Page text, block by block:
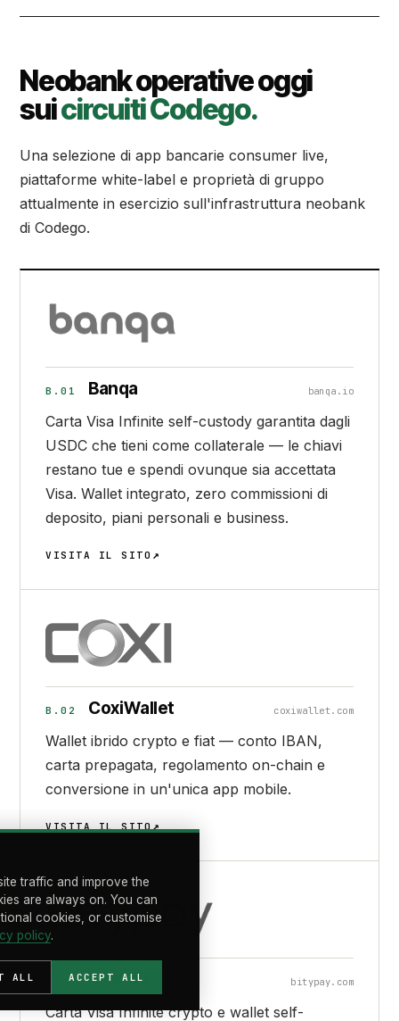
Neobank operative oggi
suicircuiti Codego.
Una selezione di app bancarie consumer live,
piattaforme white-label e proprietà di gruppo
attualmente in esercizio sull'infrastruttura neobank
di Codego.
B.01 Banqa banqa.io
Carta Visa Infinite self-custody garantita dagli
USDC che tieni come collaterale — le chiavi
restano tue e spendi ovunque sia accettata
Visa. Wallet integrato, zero commissioni di
deposito, piani personali e business.
VISITA IL SITO
B.02 CoxiWallet coxiwallet.com
Wallet ibrido crypto e fiat — conto IBAN,
carta prepagata, regolamento on-chain e
conversione in un'unica app mobile.
VISITA IL SITO
B.03 Bitypay bitypay.com
Carta Visa Infinite crypto e wallet self-
traffic and improve the
are always on. You can
cookies, or customise
policy.
ALL ACCEPT ALL